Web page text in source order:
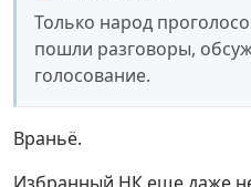
Только народ
пошли разговоры,
голосование.
Враньё.